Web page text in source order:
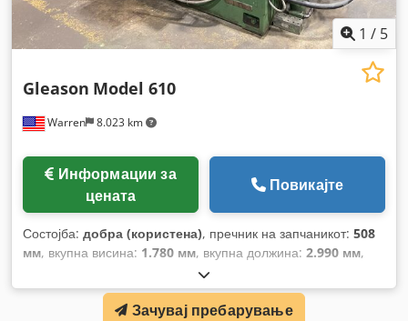
1 / 5
Warren 8.023 km
Gleason Model 610
цената
Повикајте
Состојба: добра (користена), пречник на запчаникот: 508
мм, вкупна висина: 1.780 мм, вкупна должина: 2.990 мм,
Зачувај пребарување